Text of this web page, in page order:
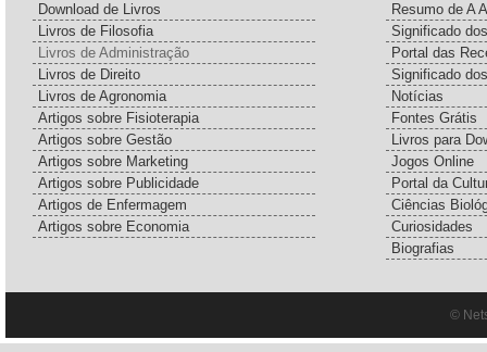
Download de Livros
Livros de Filosofia
Livros de Administração
Livros de Direito
Livros de Agronomia
Artigos sobre Fisioterapia
Artigos sobre Gestão
Artigos sobre Marketing
Artigos sobre Publicidade
Artigos de Enfermagem
Artigos sobre Economia
Resumo de A
Significado
Portal das
Significado
Notícias
Fontes Grátis
Livros para
Jogos Online
Portal da
Ciências
Curiosidades
Biografias
©